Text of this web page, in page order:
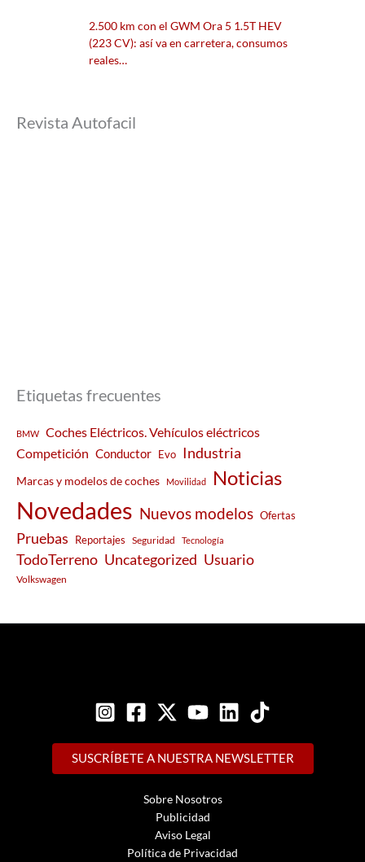
2.500 km con el GWM Ora 5 1.5T HEV
(223 CV): así va en carretera, consumos
reales…
Revista Autofacil
Etiquetas frecuentes
BMW
Coches Eléctricos. Vehículos eléctricos
Competición Conductor Evo Industria
Marcas y modelos de coches Movilidad Noticias
Novedades Nuevos modelos Ofertas
Pruebas Reportajes Seguridad Tecnología
TodoTerreno Uncategorized Usuario
Volkswagen
SUSCRÍBETE A NUESTRA NEWSLETTER
Sobre Nosotros
Publicidad
Aviso Legal
Política de Privacidad